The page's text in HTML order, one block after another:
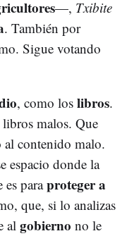
—, Txibite
. También por
Sigue votando
, como los libros.
malos. Que
al contenido malo.
espacio donde la
es paraproteger a
que, si lo analizas
al gobierno no le